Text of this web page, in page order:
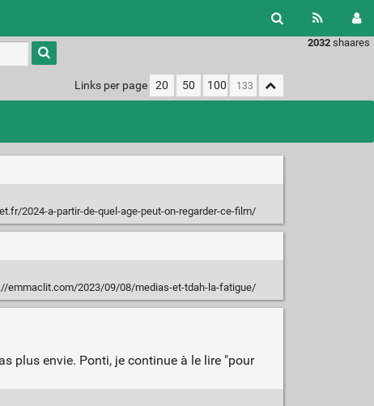
2032 shaares
Type 1 or
more
charactersLinks per page 20 50 100
2024-a-partir-de-quel-age-peut-on-regarder-ce-film/
emmaclit.com/2023/09/08/medias-et-tdah-la-fatigue/
plus envie. Ponti, je continue à le lire "pour